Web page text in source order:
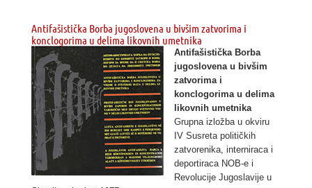
Antifašistička Borba jugoslovena u bivšim zatvorima i
konclogorima u delima likovnih umetnika
Antifašistička Borba
jugoslovena u bivšim
zatvorima i
konclogorima u delima
likovnih umetnika
Grupna izložba u okviru
IV Susreta političkih
zatvorenika, interniraca i
deportiraca NOB-e i
Revolucije Jugoslavije u